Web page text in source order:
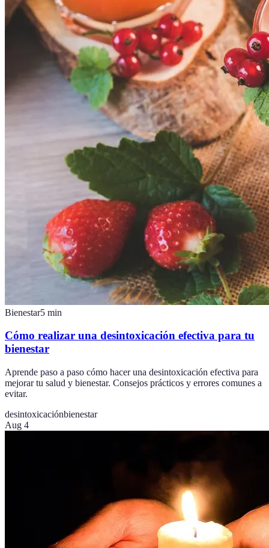
Bienestar5 min
Cómo realizar una desintoxicación efectiva para tu
bienestar
Aprende paso a paso cómo hacer una desintoxicación efectiva para
mejorar tu salud y bienestar. Consejos prácticos y errores comunes a
evitar.
desintoxicaciónbienestar
Aug 4